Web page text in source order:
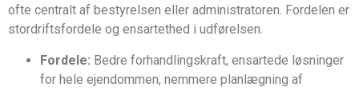
ofte centralt af bestyrelsen eller administratoren. Fordelen er
stordriftsfordele og ensartethed i udførelsen.
Fordele: Bedre forhandlingskraft, ensartede løsninger
for hele ejendommen, nemmere planlægning af